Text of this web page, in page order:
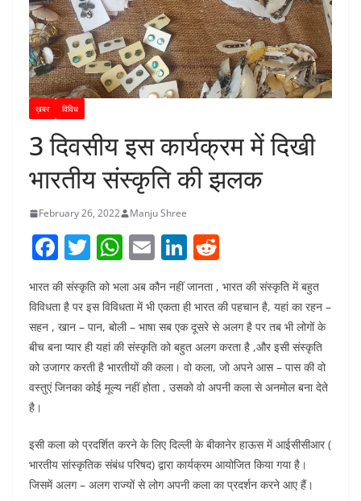
ख़बर विविध
3 दिवसीय इस कार्यक्रम में दिखी
भारतीय संस्कृति की झलक
February 26, 2022 Manju Shree
F
a
c
e
b
o
o
T
w
itt
er
W
at
s
A
p
p
E
m
ai
l
Li
k
e
dI
n
d
di
t
भारत की संस्कृति को भला अब कौन नहीं जानता , भारत की संस्कृति में बहुत
विविधता है पर इस विविधता में भी एकता ही भारत की पहचान है, यहां का रहन –
सहन , खान – पान, बोली – भाषा सब एक दूसरे से अलग है पर तब भी लोगों के
बीच बना प्यार ही यहां की संस्कृति को बहुत अलग करता है ,और इसी संस्कृति
को उजागर करती है भारतीयों की कला। वो कला, जो अपने आस – पास की वो
वस्तुएं जिनका कोई मूल्य नहीं होता , उसको वो अपनी कला से अनमोल बना देते
है।
इसी कला को प्रदर्शित करने के लिए दिल्ली के बीकानेर हाऊस में आईसीसीआर (
भारतीय सांस्कृतिक संबंध परिषद) द्वारा कार्यक्रम आयोजित किया गया है।
जिसमें अलग – अलग राज्यों से लोग अपनी कला का प्रदर्शन करने आए हैं।